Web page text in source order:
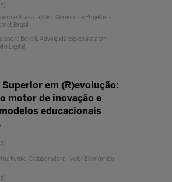
Alves da Silva, Gerente de Projetos -
Brasil
Borelli, Advogada especialista em
Digital
Superior em (R)evolução:
motor de inovação e
educacionais
Funke, Colaboradora - Valor Econômico